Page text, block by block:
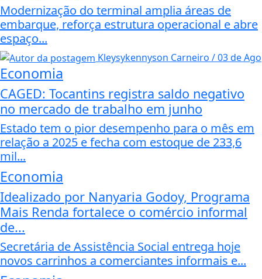
Modernização do terminal amplia áreas de
embarque, reforça estrutura operacional e abre
espaço...
Kleysykennyson Carneiro / 03 de Ago
Economia
CAGED: Tocantins registra saldo negativo
no mercado de trabalho em junho
Estado tem o pior desempenho para o mês em
relação a 2025 e fecha com estoque de 233,6
mil...
Economia
Idealizado por Nanyaria Godoy, Programa
Mais Renda fortalece o comércio informal
de...
Secretária de Assistência Social entrega hoje
novos carrinhos a comerciantes informais e...